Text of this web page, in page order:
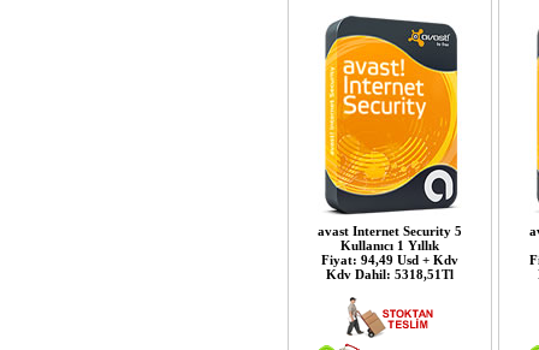
avast Internet Security 5
Kullanıcı 1 Yıllık
Fiyat: 94,49 Usd + Kdv
Kdv Dahil: 5318,51Tl